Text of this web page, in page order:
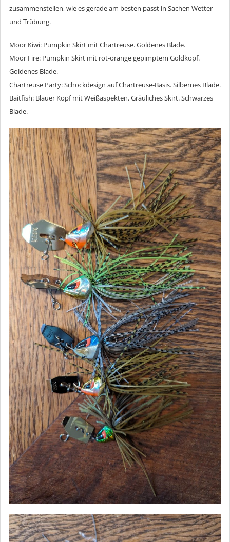
zusammenstellen, wie es gerade am besten passt in Sachen Wetter
und Trübung.
Moor Kiwi: Pumpkin Skirt mit Chartreuse. Goldenes Blade.
Moor Fire: Pumpkin Skirt mit rot-orange gepimptem Goldkopf.
Goldenes Blade.
Chartreuse Party: Schockdesign auf Chartreuse-Basis. Silbernes Blade.
Baitfish: Blauer Kopf mit Weißaspekten. Gräuliches Skirt. Schwarzes
Blade.